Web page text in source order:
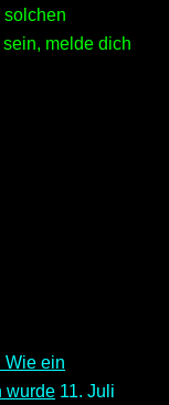
solchen
melde dich
Wie ein
wurde 11. Juli